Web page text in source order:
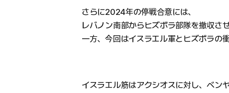
さらに2024年の停戦合意には、
レバノン南部からヒズボラ部隊を撤収さ
一方、今回はイスラエル軍とヒズボラの
イスラエル筋はアクシオスに対し、ベン